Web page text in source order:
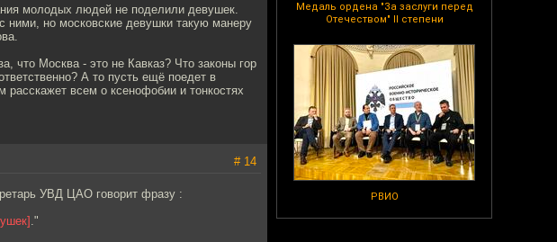
Медаль ордена "За заслуги перед
Отечеством" II степени
РВИО
молодых людей не поделили девушек.
ними, но московские девушки такую манеру
что Москва - это не Кавказ? Что законы гор
А то пусть ещё поедет в
всем о ксенофобии и тонкостях
# 14
УВД ЦАО говорит фразу :
."